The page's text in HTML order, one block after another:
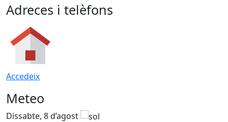
Adreces i telèfons
Accedeix
Meteo
Dissabte, 8 d’agost